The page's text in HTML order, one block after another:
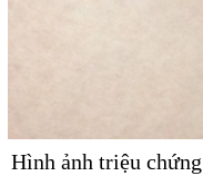
Hình ảnh triệu